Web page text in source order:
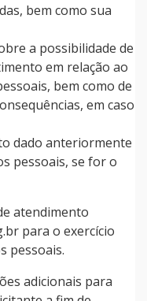
bem como sua
a possibilidade de
em relação ao
bem como de
em caso
dado anteriormente
pessoais, se for o
atendimento
para o exercício
pessoais.
adicionais para